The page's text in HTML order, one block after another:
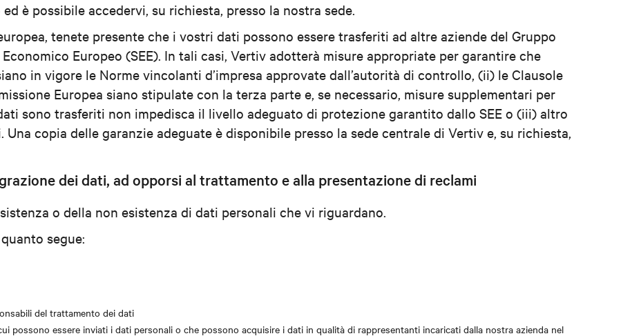
è possibile accedervi, su richiesta, presso la nostra sede.
tenete presente che i vostri dati possono essere trasferiti ad altre aziende del Gruppo
Europeo (SEE). In tali casi, Vertiv adotterà misure appropriate per garantire che
in vigore le Norme vincolanti d’impresa approvate dall’autorità di controllo, (ii) le Clausole
Europea siano stipulate con la terza parte e, se necessario, misure supplementari per
sono trasferiti non impedisca il livello adeguato di protezione garantito dallo SEE o (iii) altro
copia delle garanzie adeguate è disponibile presso la sede centrale di Vertiv e, su richiesta,
dei dati, ad opporsi al trattamento e alla presentazione di reclami
o della non esistenza di dati personali che vi riguardano.
segue:
del trattamento dei dati
possono essere inviati i dati personali o che possono acquisire i dati in qualità di rappresentanti incaricati dalla nostra azienda nel